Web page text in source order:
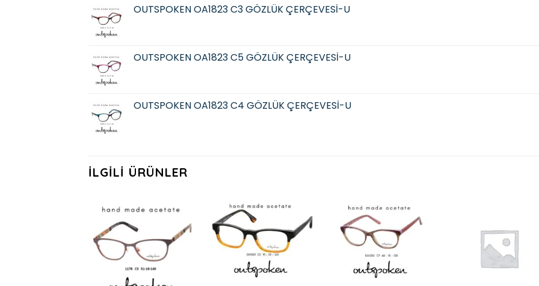
OUTSPOKEN OA1823 C3 GÖZLÜK ÇERÇEVESİ-U
OUTSPOKEN OA1823 C5 GÖZLÜK ÇERÇEVESİ-U
OUTSPOKEN OA1823 C4 GÖZLÜK ÇERÇEVESİ-U
İLGILI ÜRÜNLER
Add to
wishlist
Add to
wishlist